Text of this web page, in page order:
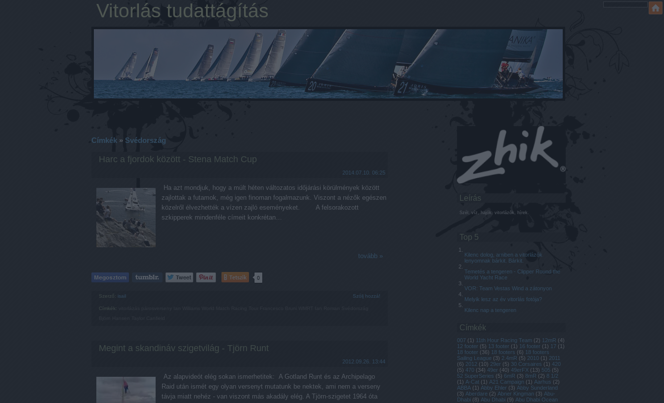
Vitorlás tudattágítás
Leírás
Szél, víz, hajók, vitorlázók, hírek.
Top 5
Kilenc dolog, amiben a vitorlázók
lenyomnak bárkit. Bárkit.
Temetés a tengeren - Clipper Round the
World Yacht Race
VOR: Team Vestas Wind a zátonyon
Melyik lesz az év vitorlás fotója?
Kilenc nap a tengeren
Címkék
007 (1) 11th Hour Racing Team (2) 12mR (4)
12 footer (5) 13 footer (1) 16 footer (1) 17 (1)
18 footer (36) 18 footers (6) 18 footers
Sailing League (3) 2.4mR (5) 2010 (1) 2011
(6) 2012 (10) 29er (5) 30 Corsaires (1) 420
(5) 470 (34) 49er (40) 49erFX (13) 505 (5)
52 SuperSeries (5) 6mR (3) 8mR (2) 8 1/2
(1) A-Cat (1) A21 Campaign (1) Aarhus (2)
ABBA (1) Abby Ehler (3) Abby Sunderland
(3) Aberdare (2) Abner Kingman (3) Abu-
Dhabi (8) Abu Dhabi (9) Abu Dhabi Ocean
Címkék» Svédország
Harc a fjordok között - Stena Match Cup
2014.07.10. 06:25
Ha azt mondjuk, hogy a múlt héten változatos időjárási körülmények között
zajlottak a futamok, még igen finoman fogalmazunk. Viszont a nézők egészen
közelről élvezhették a vízen zajló eseményeket. A felsorakozott
szkipperek mindenféle címeit konkrétan…
tovább »
Tetszik 0
Szerző: isail Szólj hozzá!
Címkék:
Megint a skandináv szigetvilág - Tjörn Runt
2012.09.26. 13:44
Az alapvideót elég sokan ismerhetitek: A Gotland Runt és az Archipelago
Raid után ismét egy olyan versenyt mutatunk be nektek, ami nem a verseny
távja miatt nehéz - van viszont más akadály elég. A Tjörn-szigetet 1964 óta